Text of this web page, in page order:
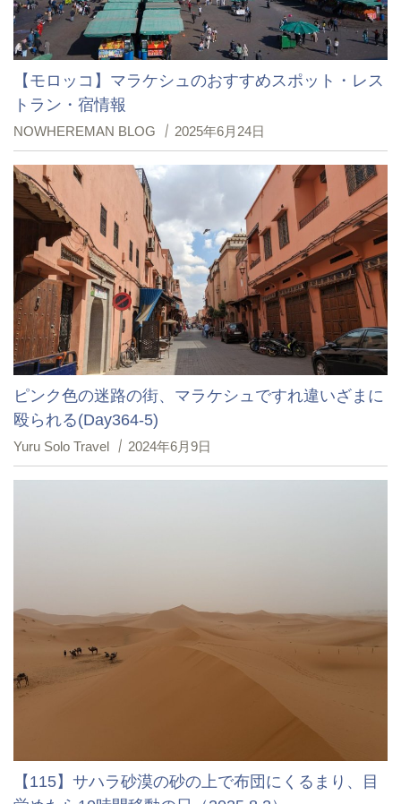
【モロッコ】マラケシュのおすすめスポット・レス
トラン・宿情報
NOWHEREMAN BLOG 2025年6月24日
ピンク色の迷路の街、マラケシュですれ違いざまに
殴られる(Day364-5)
Yuru Solo Travel 2024年6月9日
【115】サハラ砂漠の砂の上で布団にくるまり、目